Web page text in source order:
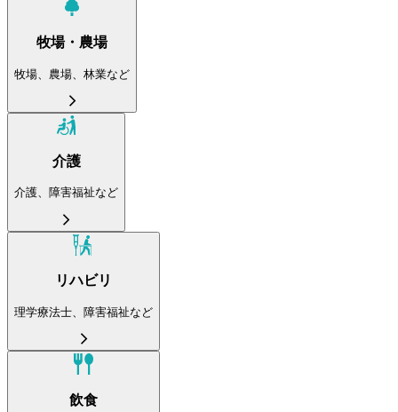
牧場・農場
牧場、農場、林業など
介護
介護、障害福祉など
リハビリ
理学療法士、障害福祉など
飲食